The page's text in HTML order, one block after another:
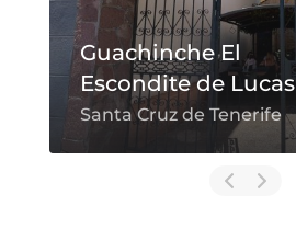
Guachinche El
Escondite de Lucas
Santa Cruz de Tenerife